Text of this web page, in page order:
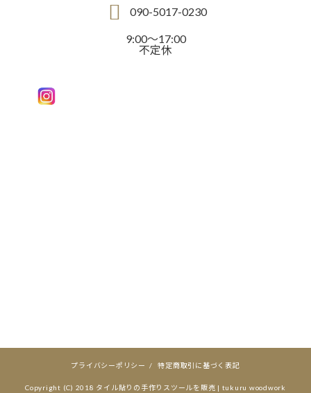
090-5017-0230
9:00～17:00
不定休
プライバシーポリシー / 特定商取引に基づく表記
Copyright (C) 2018 タイル貼りの手作りスツールを販売 | tukuru woodwork